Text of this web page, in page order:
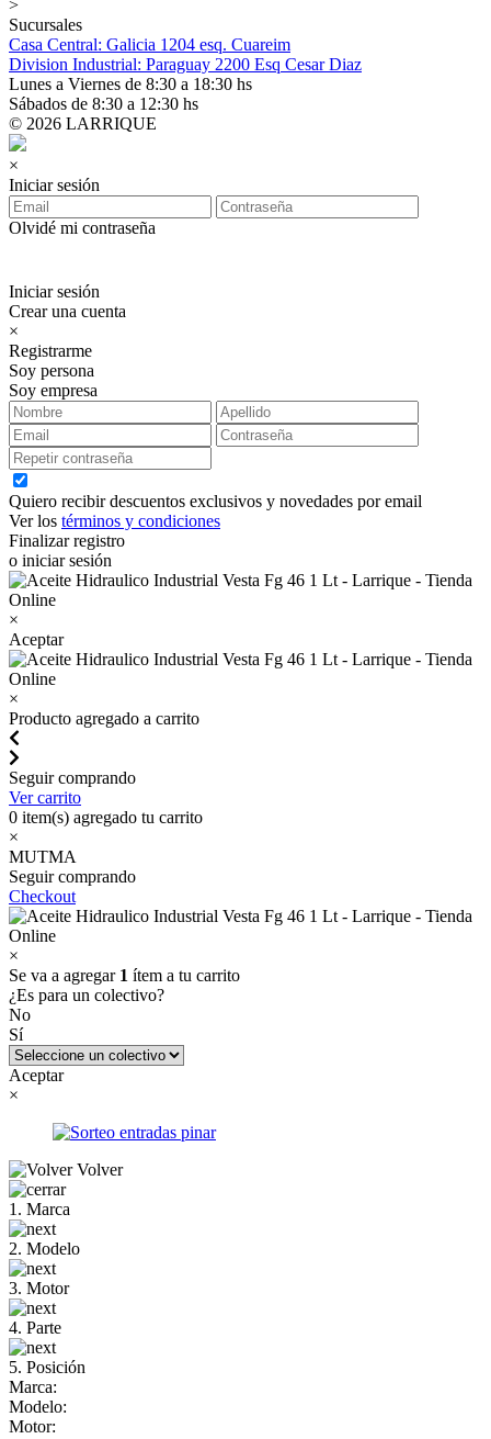
>
Sucursales
Casa Central: Galicia 1204 esq. Cuareim
Division Industrial: Paraguay 2200 Esq Cesar Diaz
Lunes a Viernes de 8:30 a 18:30 hs
Sábados de 8:30 a 12:30 hs
© 2026 LARRIQUE
×
Iniciar sesión
Olvidé mi contraseña
Iniciar sesión
Crear una cuenta
×
Registrarme
Soy persona
Soy empresa
Quiero recibir descuentos exclusivos y novedades por email
Ver los términos y condiciones
Finalizar registro
o iniciar sesión
×
Aceptar
×
Producto agregado a carrito
Seguir comprando
Ver carrito
0 item(s) agregado tu carrito
×
MUTMA
Seguir comprando
Checkout
×
Se va a agregar 1 ítem a tu carrito
¿Es para un colectivo?
No
Sí
Aceptar
×
Volver
1. Marca
2. Modelo
3. Motor
4. Parte
5. Posición
Marca:
Modelo:
Motor: